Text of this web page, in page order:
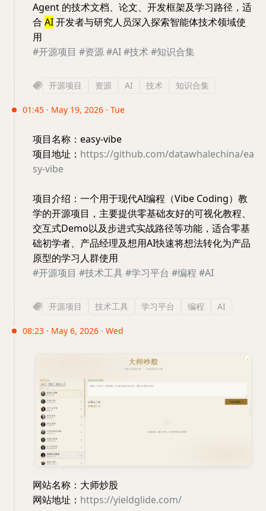
Agent 的技术文档、论文、开发框架及学习路径，适
合 AI开发者与研究人员深入探索智能体技术领域使
用
#开源项目 #资源#AI#技术#知识合集
开源项目 资源 AI 技术 知识合集
01:45 · May 19, 2026 · Tue
项目名称：easy-vibe
项目地址： https://github.com/datawhalechina/ea
sy-vibe
项目介绍：一个用于现代AI编程（Vibe Coding）教
学的开源项目，主要提供零基础友好的可视化教程、
交互式Demo以及步进式实战路径等功能，适合零基
础初学者、产品经理及想用AI快速将想法转化为产品
原型的学习人群使用
#开源项目 #技术工具#学习平台 #编程 #AI
开源项目 技术工具 学习平台 编程 AI
08:23 · May 6, 2026 · Wed
网站名称：大师炒股
网站地址： https://yieldglide.com/